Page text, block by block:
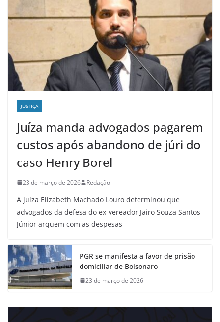
JUSTIÇA
Juíza manda advogados pagarem
custos após abandono de júri do
caso Henry Borel
23 de março de 2026 Redação
A juíza Elizabeth Machado Louro determinou que
advogados da defesa do ex-vereador Jairo Souza Santos
Júnior arquem com as despesas
PGR se manifesta a favor de prisão
domiciliar de Bolsonaro
23 de março de 2026